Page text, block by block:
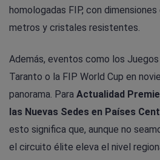
homologadas FIP, con
metros y cristales resistentes.
Además, eventos como los
Taranto o la FIP World Cup en
panorama. Para Actualidad
las Nuevas Sedes en Países
esto significa que, aunque no
el circuito élite eleva el nivel